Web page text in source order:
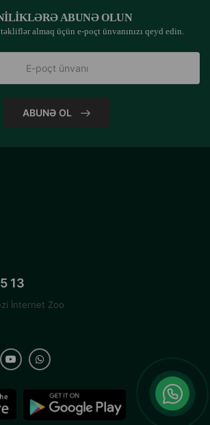
ABUNƏ OLUN
almaq üçün e-poçt ünvanınızı qeyd edin.
ABUNƏ OL
13
İnternet Zoo